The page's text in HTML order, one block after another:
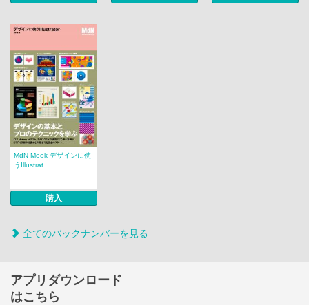
MdN Mook デザインに使
うIllustrat...
購入
全てのバックナンバーを見る
アプリダウンロード
はこちら